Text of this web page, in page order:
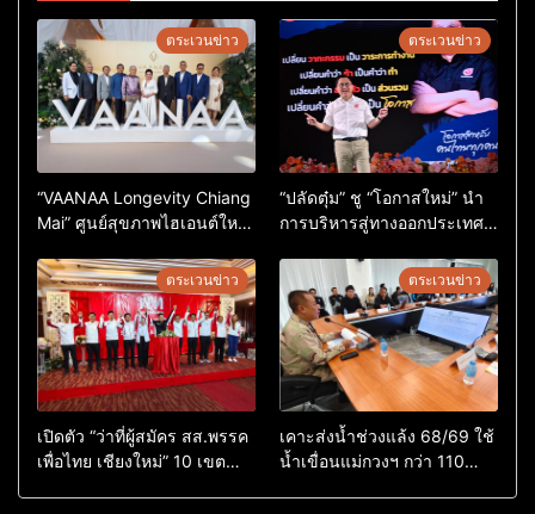
ตระเวนข่าว
“VAANAA Longevity Chiang
Mai” ศูนย์สุขภาพไฮเอนต์ใหญ่
ตระเวนข่าว
“ปลัดตุ๋ม” ชู “โอกาสใหม่” นำ
การบริหารสู่ทางออกประเทศ
ตระเวนข่าว
เปิดตัว “ว่าที่ผู้สมัคร สส.พรรค
เพื่อไทย เชียงใหม่” 10 เขต
ตระเวนข่าว
เคาะส่งน้ำช่วงแล้ง 68/69 ใช้
น้ำเขื่อนแม่กวงฯ กว่า 110